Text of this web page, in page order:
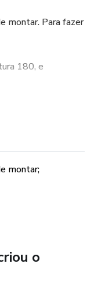
montar. Para fazer
180, e
Atenção
montar;
o